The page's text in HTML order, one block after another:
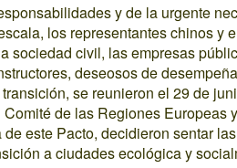
y de la urgente
los representantes chinos y
sociedad civil, las empresas
deseosos de
se reunieron el 29 de
de las Regiones Europeas
este Pacto, decidieron sentar
a ciudades ecológica y